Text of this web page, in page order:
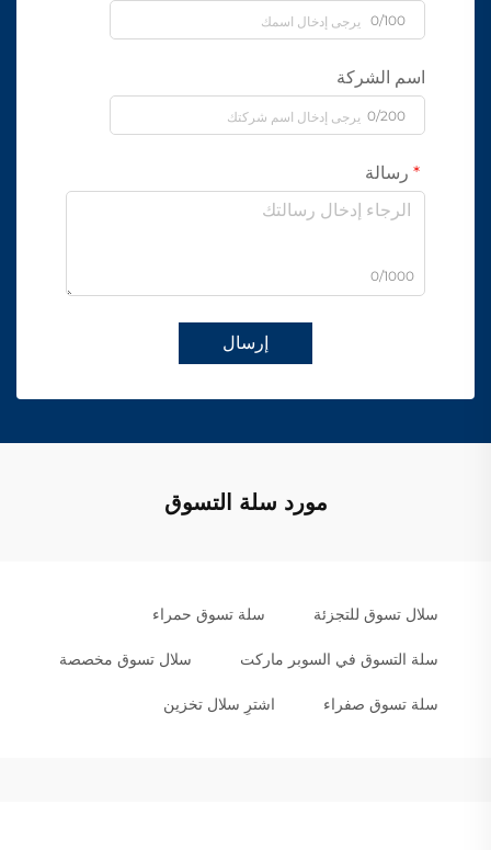
0/100
اسم الشركة
0/200
رسالة
0/1000
إرسال
مورد سلة التسوق
سلال تسوق للتجزئة سلة تسوق حمراء
سلة التسوق في السوبر ماركت سلال تسوق مخصصة
سلة تسوق صفراء اشترِ سلال تخزين